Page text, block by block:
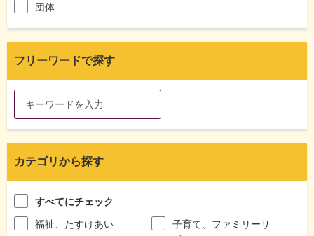
団体
フリーワードで探す
カテゴリから探す
すべてにチェック
福祉、たすけあい
子育て、ファミリーサ